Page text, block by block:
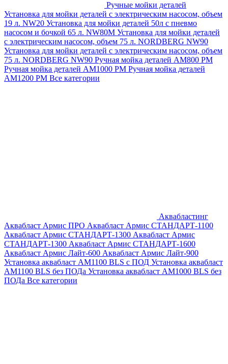
Ручные мойки деталей
Установка для мойки деталей с электрическим насосом, объем
19 л. NW20 Установка для мойки деталей 50л с пневмо
насосом и бочкой 65 л. NW80M Установка для мойки деталей
с электрическим насосом, объем 75 л. NORDBERG NW90
Установка для мойки деталей с электрическим насосом, объем
75 л. NORDBERG NW90 Ручная мойка деталей АМ800 РМ
Ручная мойка деталей АМ1000 РМ Ручная мойка деталей
АМ1200 РМ Все категории
Аквабластинг
Аквабласт Армис ПРО Аквабласт Армис СТАНДАРТ-1100
Аквабласт Армис СТАНДАРТ-1300 Аквабласт Армис
СТАНДАРТ-1300 Аквабласт Армис СТАНДАРТ-1600
Аквабласт Армис Лайт-600 Аквабласт Армис Лайт-900
Установка аквабласт AM1100 BLS с ПОД Установка аквабласт
AM1100 BLS без ПОДа Установка аквабласт AM1000 BLS без
ПОДа Все категории